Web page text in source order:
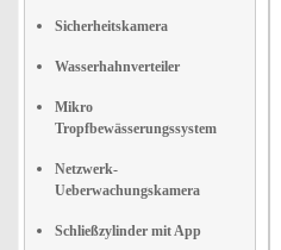
Sicherheitskamera
Wasserhahnverteiler
Mikro
Tropfbewässerungssystem
Netzwerk-
Ueberwachungskamera
Schließzylinder mit App